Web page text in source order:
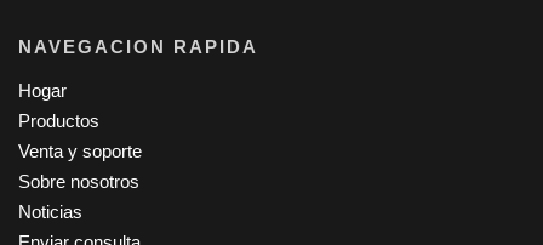
NAVEGACION RAPIDA
Hogar
Productos
Venta y soporte
Sobre nosotros
Noticias